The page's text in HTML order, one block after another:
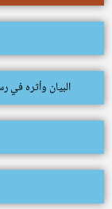
البيان وأثره في